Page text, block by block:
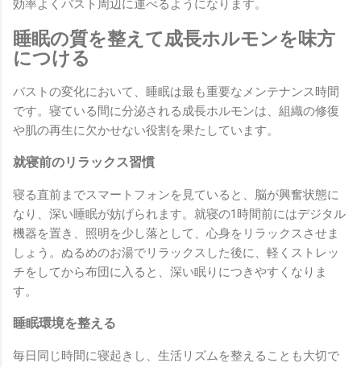
効率よくバスト周辺に運べるようになります。
睡眠の質を整えて成長ホルモンを味方
につける
バストの変化において、睡眠は最も重要なメンテナンス時間
です。寝ている間に分泌される成長ホルモンは、組織の修復
や肌の再生に欠かせない役割を果たしています。
就寝前のリラックス習慣
寝る直前までスマートフォンを見ていると、脳が興奮状態に
なり、深い睡眠が妨げられます。就寝の1時間前にはデジタル
機器を置き、照明を少し落として、心身をリラックスさせま
しょう。ぬるめのお湯でリラックスした後に、軽くストレッ
チをしてから布団に入ると、深い眠りにつきやすくなりま
す。
睡眠環境を整える
毎日同じ時間に寝起きし、生活リズムを整えることも大切で